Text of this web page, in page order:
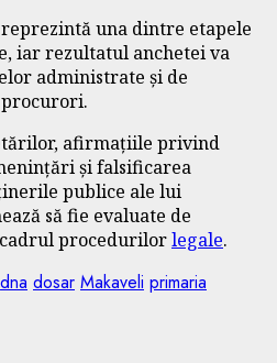
una dintre etapele
iar rezultatul anchetei va
administrate și de
afirmațiile privind
și falsificarea
publice ale lui
să fie evaluate de
procedurilorlegale.
dna dosar Makaveli primaria